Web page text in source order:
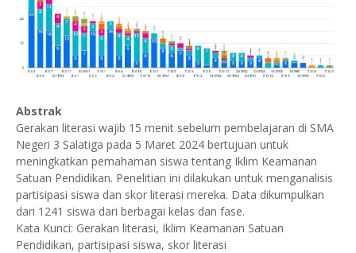
Abstrak
Gerakan literasi wajib 15 menit sebelum pembelajaran di SMA
Negeri 3 Salatiga pada 5 Maret 2024 bertujuan untuk
meningkatkan pemahaman siswa tentang Iklim Keamanan
Satuan Pendidikan. Penelitian ini dilakukan untuk menganalisis
partisipasi siswa dan skor literasi mereka. Data dikumpulkan
dari 1241 siswa dari berbagai kelas dan fase.
Kata Kunci: Gerakan literasi, Iklim Keamanan Satuan
Pendidikan, partisipasi siswa, skor literasi